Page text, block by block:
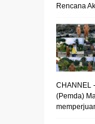
Rencana
CHANNEL
(Pemda)